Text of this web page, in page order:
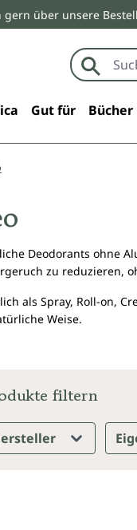
gern über unsere
Gut für Bücher
Deodorants ohne
zu reduzieren,
als Spray, Roll-on,
Weise.
filtern